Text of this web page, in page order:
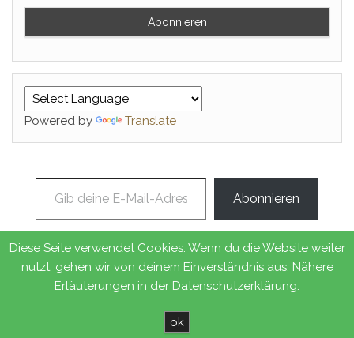
Powered by Translate
Gib deine E-Mail-Adresse ein ...
Abonnieren
Stolz präsentiert von WordPress Theme: Head Blog
Diese Seite verwendet Cookies. Wenn du die Website weiter
nutzt, gehen wir von deinem Einverständnis aus. Nähere
Erläuterungen in der Datenschutzerklärung.
ok